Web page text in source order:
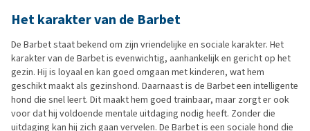
Het karakter van de Barbet
De Barbet staat bekend om zijn vriendelijke en sociale karakter. Het
karakter van de Barbet is evenwichtig, aanhankelijk en gericht op het
gezin. Hij is loyaal en kan goed omgaan met kinderen, wat hem
geschikt maakt als gezinshond. Daarnaast is de Barbet een intelligente
hond die snel leert. Dit maakt hem goed trainbaar, maar zorgt er ook
voor dat hij voldoende mentale uitdaging nodig heeft. Zonder die
uitdaging kan hij zich gaan vervelen. De Barbet is een sociale hond die